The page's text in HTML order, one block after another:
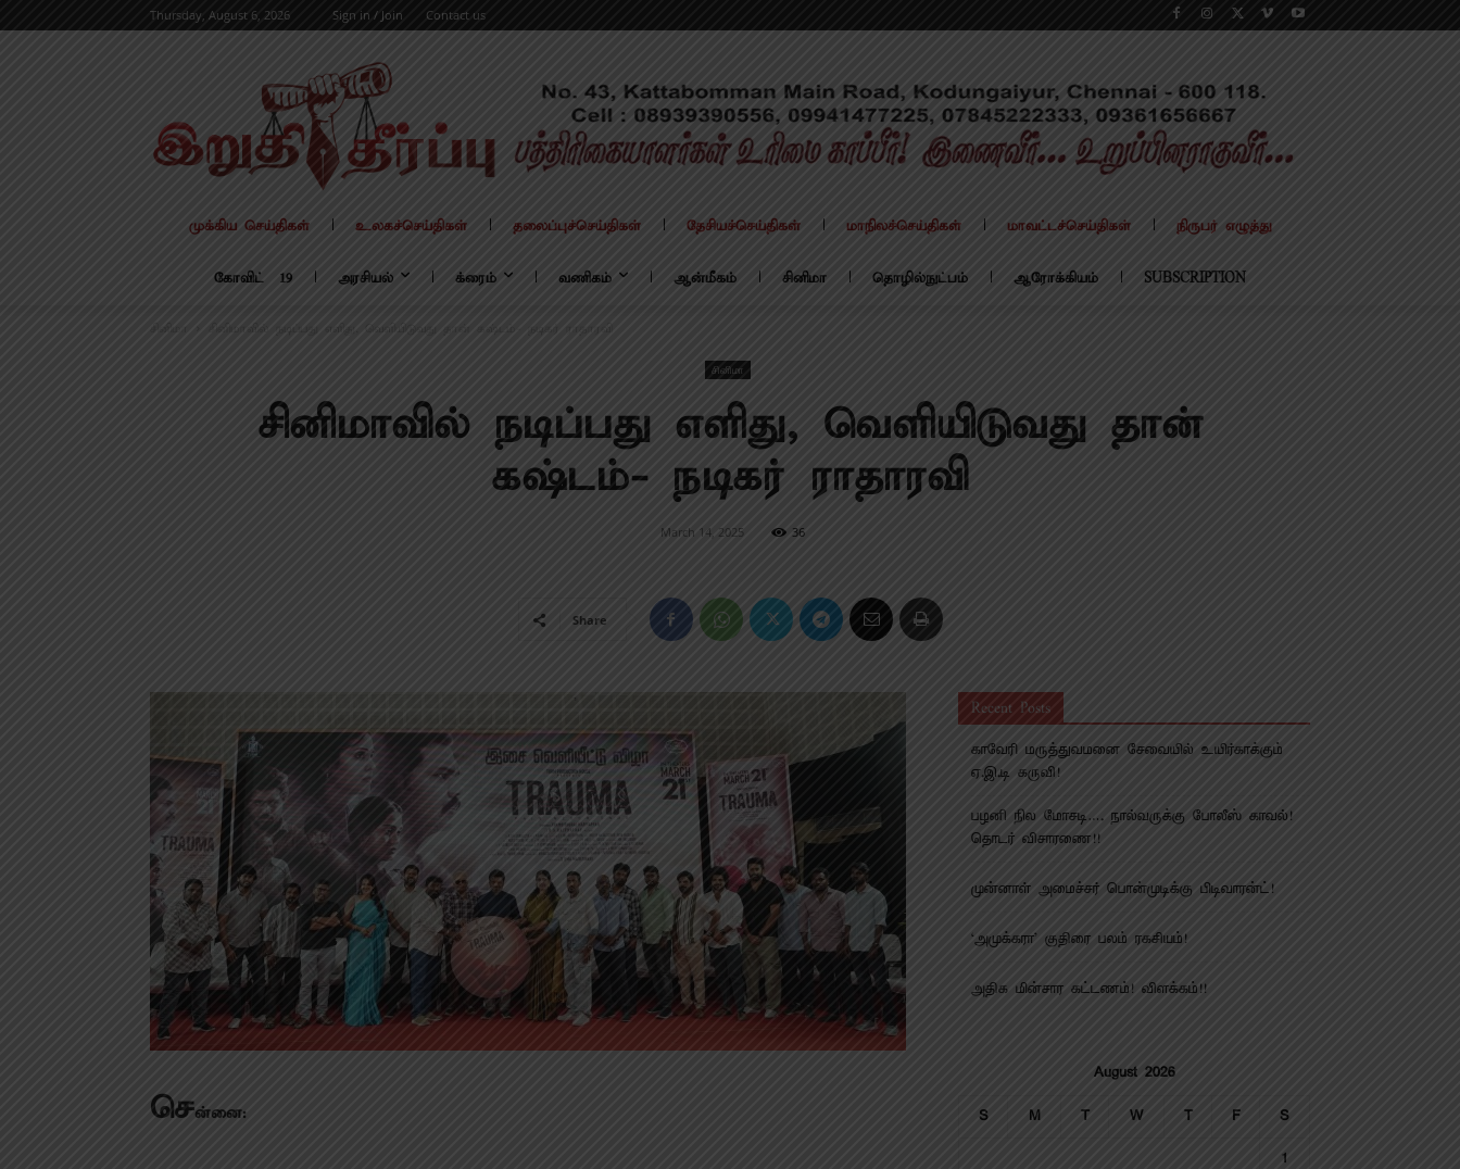
Thursday, August 6, 2026 Sign in / Join Contact us
முக்கிய செய்திகள் உலகச்செய்திகள் தலைப்புச்செய்திகள் தேசியச்செய்திகள் மாநிலச்செய்திகள் மாவட்டச்செய்திகள் நிருபர் எழுத்து
கோவிட் – 19 அரசியல் க்ரைம் வணிகம் ஆன்மீகம் சினிமா தொழில்நுட்பம் ஆரோக்கியம் SUBSCRIPTION
சினிமாவில் நடிப்பது எளிது, வெளியிடுவது தான் கஷ்டம்- நடிகர் ராதாரவி
சினிமா
சினிமாவில் நடிப்பது எளிது, வெளியிடுவது தான்
கஷ்டம்- நடிகர் ராதாரவி
March 14, 2025 36
Share
சென்னை:
Recent Posts
காவேரி மருத்துவமனை சேவையில் உயிர்காக்கும்
ஏ.இ.டி கருவி!
பழனி நில மோசடி…. நால்வருக்கு போலீஸ் காவல்!
தொடர் விசாரணை!!
முன்னாள் அமைச்சர் பொன்முடிக்கு பிடிவாரன்ட்!
‘அமுக்கரா’ குதிரை பலம் ரகசியம்!
அதிக மின்சார கட்டணம்! விளக்கம்!!
August 2026
S M T W T F S
1